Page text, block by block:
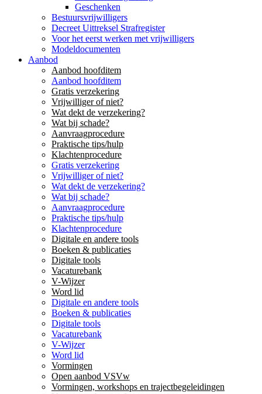
Geschenken
Bestuursvrijwilligers
Decreet Uittreksel Strafregister
Voor het eerst werken met vrijwilligers
Modeldocumenten
Aanbod
Aanbod hoofditem
Aanbod hoofditem
Gratis verzekering
Vrijwilliger of niet?
Wat dekt de verzekering?
Wat bij schade?
Aanvraagprocedure
Praktische tips/hulp
Klachtenprocedure
Gratis verzekering
Vrijwilliger of niet?
Wat dekt de verzekering?
Wat bij schade?
Aanvraagprocedure
Praktische tips/hulp
Klachtenprocedure
Digitale en andere tools
Boeken & publicaties
Digitale tools
Vacaturebank
V-Wijzer
Word lid
Digitale en andere tools
Boeken & publicaties
Digitale tools
Vacaturebank
V-Wijzer
Word lid
Vormingen
Open aanbod VSVw
Vormingen, workshops en trajectbegeleidingen